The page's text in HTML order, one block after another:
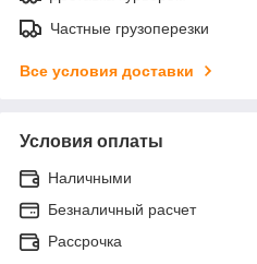
Частные грузоперезки
Все условия доставки
Условия оплаты
Наличными
Безналичный расчет
Рассрочка